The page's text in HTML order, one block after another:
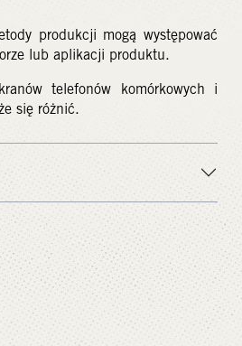
produkcji mogą występować
lub aplikacji produktu.
telefonów komórkowych i
się różnić.